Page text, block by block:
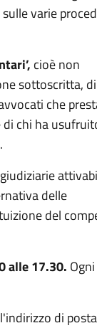
varie
cioè non
sottoscritta, di
che
chi ha
delle
del
alle 17.30. Ogni
di posta